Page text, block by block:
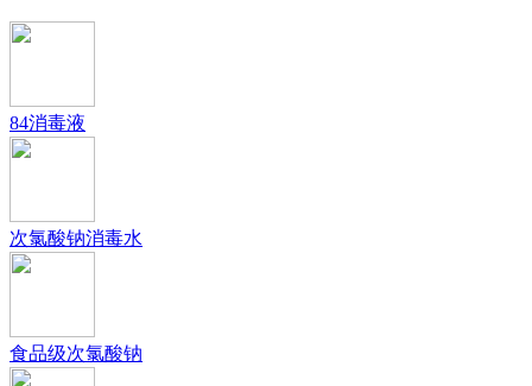
84消毒液
次氯酸钠消毒水
食品级次氯酸钠